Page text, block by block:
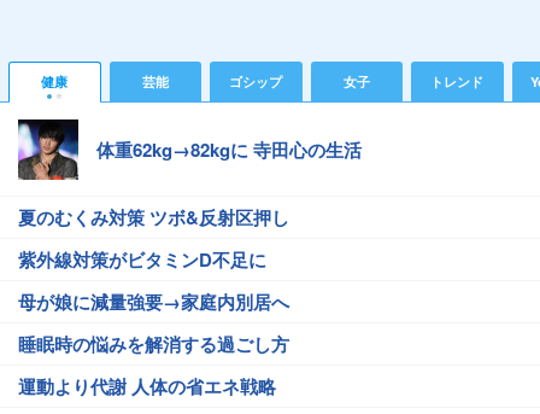
健康 芸能 ゴシップ 女子 トレンド
体重62kg→82kgに 寺田心の生活
夏のむくみ対策 ツボ&反射区押し
紫外線対策がビタミンD不足に
母が娘に減量強要→家庭内別居へ
睡眠時の悩みを解消する過ごし方
運動より代謝 人体の省エネ戦略